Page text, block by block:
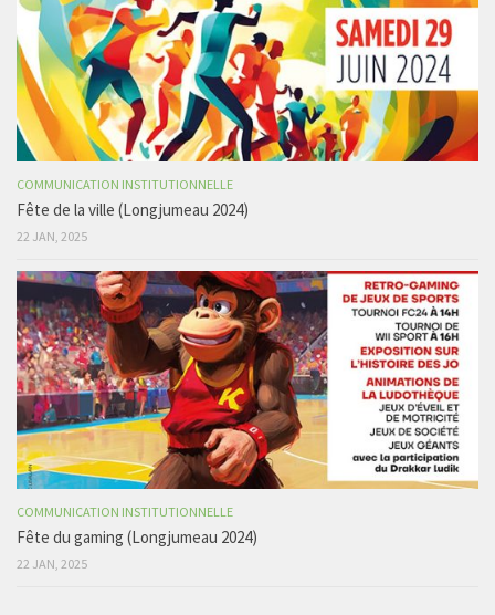
COMMUNICATION INSTITUTIONNELLE
Fête de la ville (Longjumeau 2024)
22 JAN, 2025
COMMUNICATION INSTITUTIONNELLE
Fête du gaming (Longjumeau 2024)
22 JAN, 2025